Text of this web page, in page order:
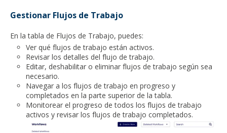
Gestionar Flujos de Trabajo
En la tabla de Flujos de Trabajo, puedes:
Ver qué flujos de trabajo están activos.
Revisar los detalles del flujo de trabajo.
Editar, deshabilitar o eliminar flujos de trabajo según sea
necesario.
Navegar a los flujos de trabajo en progreso y
completados en la parte superior de la tabla.
Monitorear el progreso de todos los flujos de trabajo
activos y revisar los flujos de trabajo completados.